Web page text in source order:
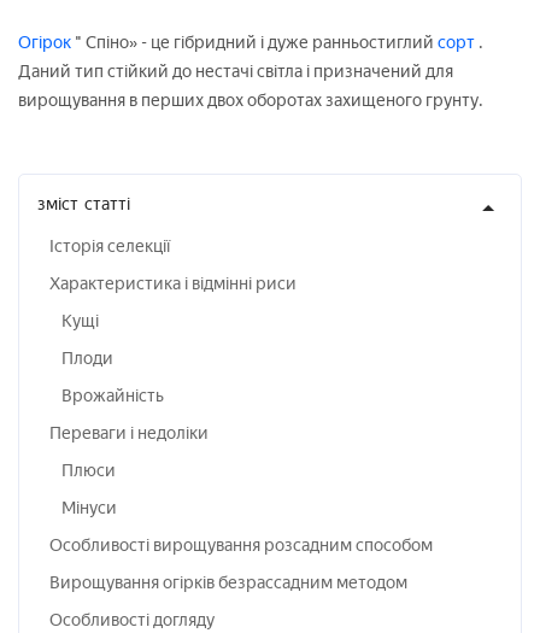
Огірок " Спіно» - це гібридний і дуже ранньостиглий сорт .
Даний тип стійкий до нестачі світла і призначений для
вирощування в перших двох оборотах захищеного грунту.
зміст статті
Історія селекції
Характеристика і відмінні риси
Кущі
Плоди
Врожайність
Переваги і недоліки
Плюси
Мінуси
Особливості вирощування розсадним способом
Вирощування огірків безрассадним методом
Особливості догляду